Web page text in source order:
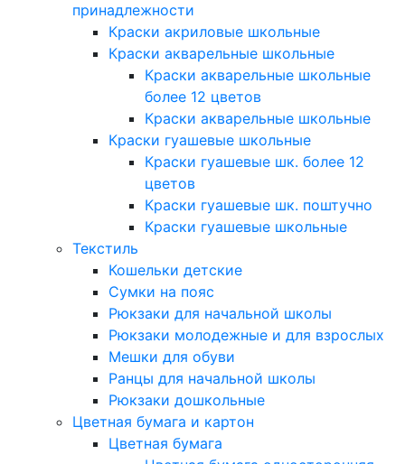
принадлежности
Краски акриловые школьные
Краски акварельные школьные
Краски акварельные школьные
более 12 цветов
Краски акварельные школьные
Краски гуашевые школьные
Краски гуашевые шк. более 12
цветов
Краски гуашевые шк. поштучно
Краски гуашевые школьные
Текстиль
Кошельки детские
Сумки на пояс
Рюкзаки для начальной школы
Рюкзаки молодежные и для взрослых
Мешки для обуви
Ранцы для начальной школы
Рюкзаки дошкольные
Цветная бумага и картон
Цветная бумага